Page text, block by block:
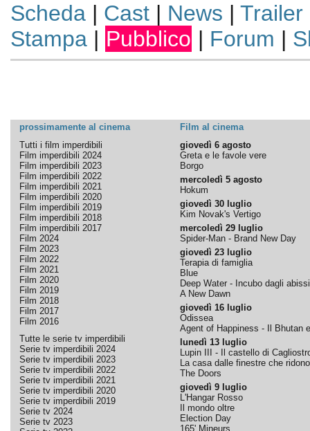
Scheda| Cast| News | Trailer
Stampa| Pubblico | Forum |
prossimamente al cinema
Film al cinema
Tutti i film imperdibili
Film imperdibili 2024
Film imperdibili 2023
Film imperdibili 2022
Film imperdibili 2021
Film imperdibili 2020
Film imperdibili 2019
Film imperdibili 2018
Film imperdibili 2017
Film 2024
Film 2023
Film 2022
Film 2021
Film 2020
Film 2019
Film 2018
Film 2017
Film 2016
Tutte le serie tv imperdibili
Serie tv imperdibili 2024
Serie tv imperdibili 2023
Serie tv imperdibili 2022
Serie tv imperdibili 2021
Serie tv imperdibili 2020
Serie tv imperdibili 2019
Serie tv 2024
Serie tv 2023
giovedì 6 agosto
Greta e le favole vere
Borgo
mercoledì 5 agosto
Hokum
giovedì 30 luglio
Kim Novak's Vertigo
mercoledì 29 luglio
Spider-Man - Brand New Day
giovedì 23 luglio
Terapia di famiglia
Blue
Deep Water - Incubo dagli abissi
A New Dawn
giovedì 16 luglio
Odissea
Agent of Happiness - Il Bhutan
lunedì 13 luglio
Lupin III - Il castello di
La casa dalle finestre che ridono
The Doors
giovedì 9 luglio
L'Hangar Rosso
Il mondo oltre
Election Day
165' Mineurs